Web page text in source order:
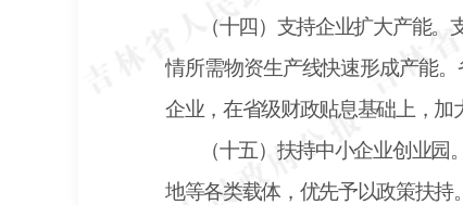
（十四）支持企业扩大产能
情所需物资生产线快速形成产能
企业，在省级财政贴息基础上，加
（十五）扶持中小企业创业
地等各类载体，优先予以政策扶持